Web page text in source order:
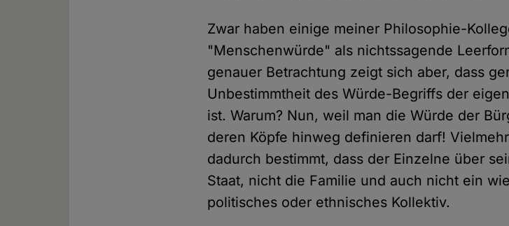
Zwar haben einige meiner Philosophie-
"Menschenwürde" als nichtssagende
genauer Betrachtung zeigt sich aber, dass
Unbestimmtheit des Würde-Begriffs der
ist. Warum? Nun, weil man die Würde der
deren Köpfe hinweg definieren darf!
dadurch bestimmt, dass der Einzelne über
Staat, nicht die Familie und auch nicht ein
politisches oder ethnisches Kollektiv.